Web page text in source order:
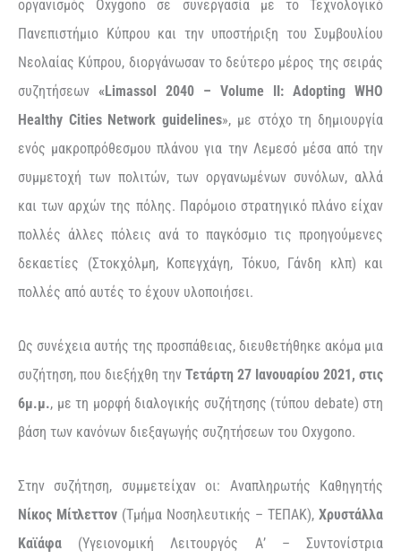
οργανισμός Oxygono σε συνεργασία με το Τεχνολογικό
Πανεπιστήμιο Κύπρου και την υποστήριξη του Συμβουλίου
Νεολαίας Κύπρου, διοργάνωσαν το δεύτερο μέρος της σειράς
συζητήσεων «Limassol 2040 – Volume II: Adopting WHO
Healthy Cities Network guidelines», με στόχο τη δημιουργία
ενός μακροπρόθεσμου πλάνου για την Λεμεσό μέσα από την
συμμετοχή των πολιτών, των οργανωμένων συνόλων, αλλά
και των αρχών της πόλης. Παρόμοιο στρατηγικό πλάνο είχαν
πολλές άλλες πόλεις ανά το παγκόσμιο τις προηγούμενες
δεκαετίες (Στοκχόλμη, Κοπεγχάγη, Τόκυο, Γάνδη κλπ) και
πολλές από αυτές το έχουν υλοποιήσει.
Ως συνέχεια αυτής της προσπάθειας, διευθετήθηκε ακόμα μια
συζήτηση, που διεξήχθη την Τετάρτη 27 Ιανουαρίου 2021, στις
6μ.μ., με τη μορφή διαλογικής συζήτησης (τύπου debate) στη
βάση των κανόνων διεξαγωγής συζητήσεων του Oxygono.
Στην συζήτηση, συμμετείχαν οι: Αναπληρωτής Καθηγητής
Νίκος Μίτλεττον (Τμήμα Νοσηλευτικής – ΤΕΠΑΚ), Χρυστάλλα
Καϊάφα (Υγειονομική Λειτουργός Α’ – Συντονίστρια